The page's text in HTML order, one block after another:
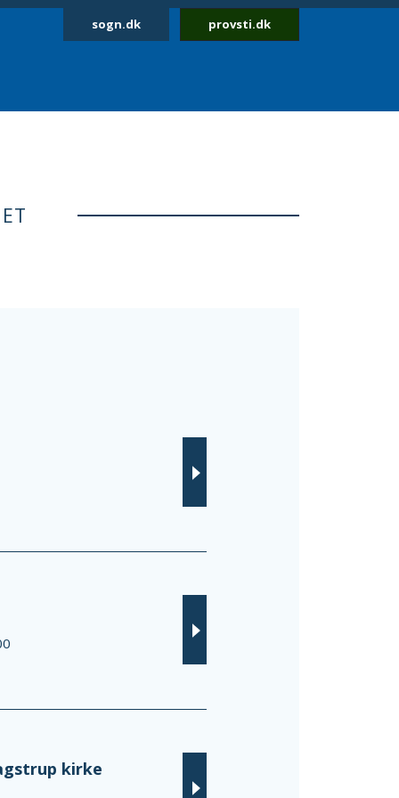
sogn.dk provsti.dk
kirke